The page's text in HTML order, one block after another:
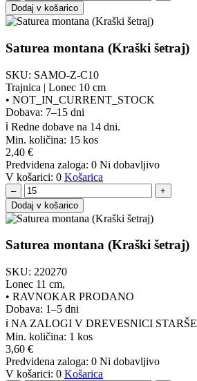
Dodaj v košarico
Saturea montana (Kraški šetraj)
SKU: SAMO-Z-C10
Trajnica | Lonec 10 cm
• NOT_IN_CURRENT_STOCK
Dobava: 7–15 dni
ℹ️ Redne dobave na 14 dni.
Min. količina: 15 kos
2,40 €
Predvidena zaloga: 0 Ni dobavljivo
V košarici: 0 Košarica
–
+
Dodaj v košarico
Saturea montana (Kraški šetraj)
SKU: 220270
Lonec 11 cm,
• RAVNOKAR PRODANO
Dobava: 1–5 dni
ℹ️ NA ZALOGI V DREVESNICI STARŠE
Min. količina: 1 kos
3,60 €
Predvidena zaloga: 0 Ni dobavljivo
V košarici: 0 Košarica